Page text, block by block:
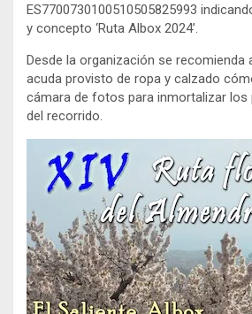
ES7700730100510505825993
y concepto ‘Ruta Albox 2024’.
Desde la organización se recomienda
acuda provisto de ropa y calzado
cámara de fotos para inmortalizar los
del recorrido.